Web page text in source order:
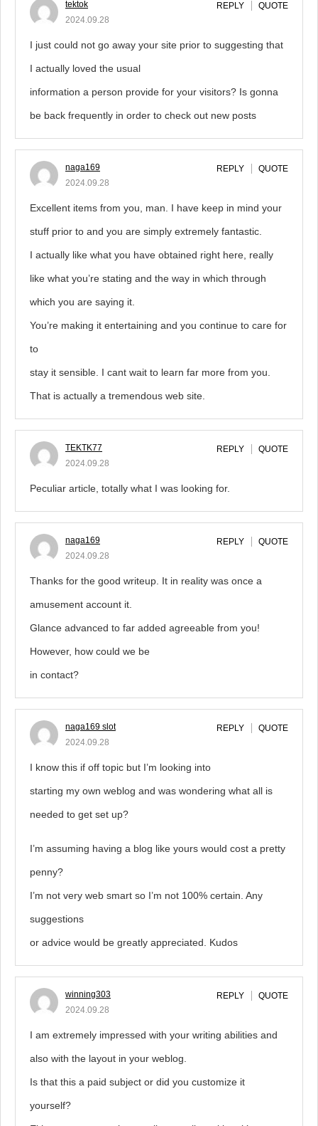
tektok
2024.09.28
REPLY QUOTE
I just could not go away your site prior to suggesting that
I actually loved the usual
information a person provide for your visitors? Is gonna
be back frequently in order to check out new posts
naga169
2024.09.28
REPLY QUOTE
Excellent items from you, man. I have keep in mind your
stuff prior to and you are simply extremely fantastic.
I actually like what you have obtained right here, really
like what you’re stating and the way in which through
which you are saying it.
You’re making it entertaining and you continue to care for
to
stay it sensible. I cant wait to learn far more from you.
That is actually a tremendous web site.
TEKTK77
2024.09.28
REPLY QUOTE
Peculiar article, totally what I was looking for.
naga169
2024.09.28
REPLY QUOTE
Thanks for the good writeup. It in reality was once a
amusement account it.
Glance advanced to far added agreeable from you!
However, how could we be
in contact?
naga169 slot
2024.09.28
REPLY QUOTE
I know this if off topic but I’m looking into
starting my own weblog and was wondering what all is
needed to get set up?
I’m assuming having a blog like yours would cost a pretty
penny?
I’m not very web smart so I’m not 100% certain. Any
suggestions
or advice would be greatly appreciated. Kudos
winning303
2024.09.28
REPLY QUOTE
I am extremely impressed with your writing abilities and
also with the layout in your weblog.
Is that this a paid subject or did you customize it
yourself?